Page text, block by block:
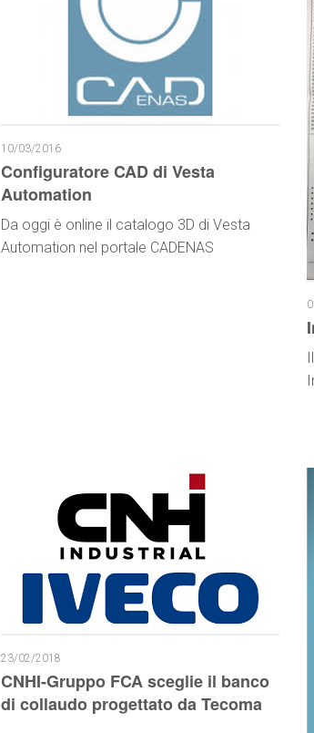
10/03/2016
Configuratore CAD di Vesta
Automation
Da oggi è online il catalogo 3D di Vesta
Automation nel portale CADENAS
23/02/2018
CNHI-Gruppo FCA sceglie il banco
di collaudo progettato da Tecoma